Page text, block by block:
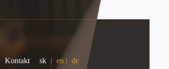
Kontakt sk | en | de